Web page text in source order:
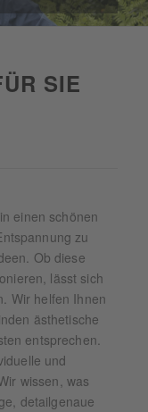
SIE
einen schönen
zu
Ob diese
lässt sich
Wir helfen Ihnen
ästhetische
entsprechen.
und
wissen, was
detailgenaue